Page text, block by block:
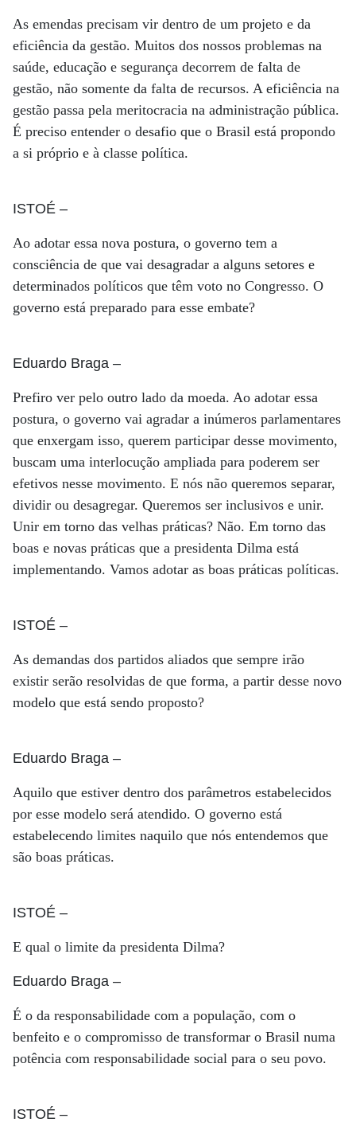
As emendas precisam vir dentro de um projeto e da
eficiência da gestão. Muitos dos nossos problemas na
saúde, educação e segurança decorrem de falta de
gestão, não somente da falta de recursos. A eficiência na
gestão passa pela meritocracia na administração pública.
É preciso entender o desafio que o Brasil está propondo
a si próprio e à classe política.
ISTOÉ –
Ao adotar essa nova postura, o governo tem a
consciência de que vai desagradar a alguns setores e
determinados políticos que têm voto no Congresso. O
governo está preparado para esse embate?
Eduardo Braga –
Prefiro ver pelo outro lado da moeda. Ao adotar essa
postura, o governo vai agradar a inúmeros parlamentares
que enxergam isso, querem participar desse movimento,
buscam uma interlocução ampliada para poderem ser
efetivos nesse movimento. E nós não queremos separar,
dividir ou desagregar. Queremos ser inclusivos e unir.
Unir em torno das velhas práticas? Não. Em torno das
boas e novas práticas que a presidenta Dilma está
implementando. Vamos adotar as boas práticas políticas.
ISTOÉ –
As demandas dos partidos aliados que sempre irão
existir serão resolvidas de que forma, a partir desse novo
modelo que está sendo proposto?
Eduardo Braga –
Aquilo que estiver dentro dos parâmetros estabelecidos
por esse modelo será atendido. O governo está
estabelecendo limites naquilo que nós entendemos que
são boas práticas.
ISTOÉ –
E qual o limite da presidenta Dilma?
Eduardo Braga –
É o da responsabilidade com a população, com o
benfeito e o compromisso de transformar o Brasil numa
potência com responsabilidade social para o seu povo.
ISTOÉ –